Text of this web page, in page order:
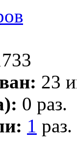
23
0 раз.
1 раз.